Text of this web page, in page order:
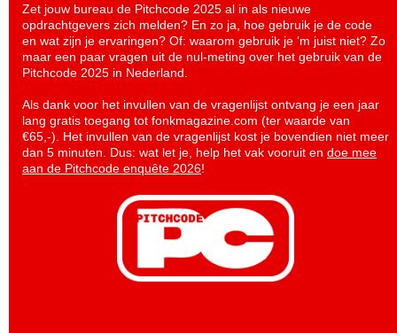
Zet jouw bureau de Pitchcode 2025 al in als nieuwe
opdrachtgevers zich melden? En zo ja, hoe gebruik je de code
en wat zijn je ervaringen? Of: waarom gebruik je ‘m juist niet? Zo
maar een paar vragen uit de nul-meting over het gebruik van de
Pitchcode 2025 in Nederland.
Als dank voor het invullen van de vragenlijst ontvang je een jaar
lang gratis toegang tot fonkmagazine.com (ter waarde van
€65,-). Het invullen van de vragenlijst kost je bovendien niet meer
dan 5 minuten. Dus: wat let je, help het vak vooruit en doe mee
aan de Pitchcode enquête 2026!